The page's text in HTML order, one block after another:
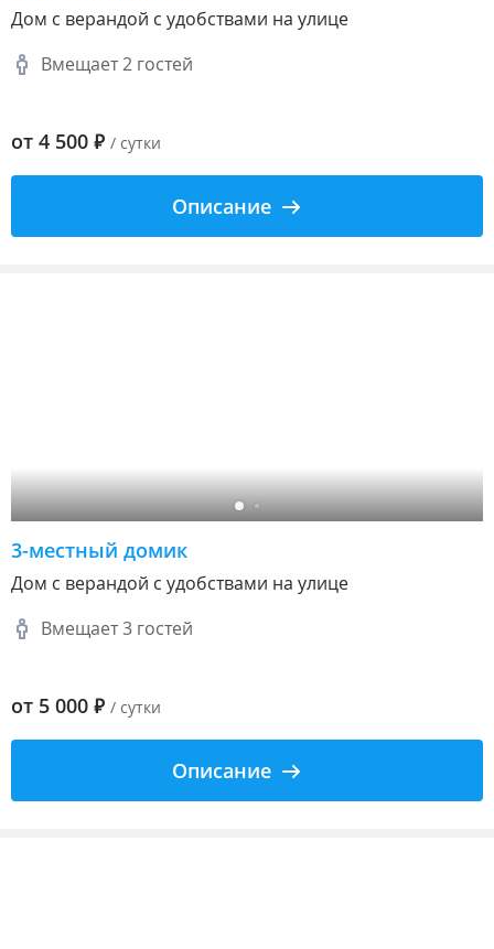
Дом с верандой с удобствами на улице
Вмещает 2 гостей
от 4 500 ₽ / сутки
Описание
3-местный домик
Дом с верандой с удобствами на улице
Вмещает 3 гостей
от 5 000 ₽ / сутки
Описание